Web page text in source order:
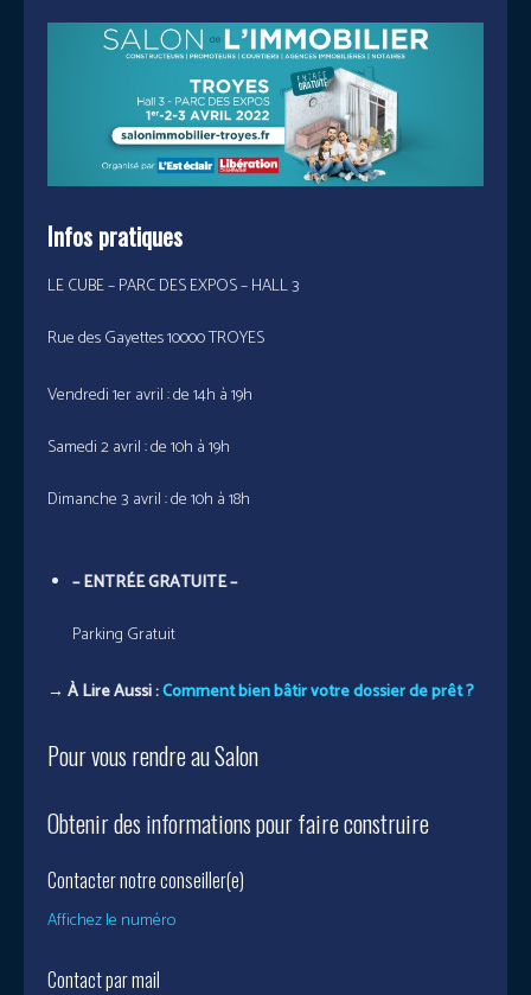
Infos pratiques
LE CUBE – PARC DES EXPOS – HALL 3
Rue des Gayettes 10000 TROYES
Vendredi 1er avril : de 14h à 19h
Samedi 2 avril : de 10h à 19h
Dimanche 3 avril : de 10h à 18h
– ENTRÉE GRATUITE –
Parking Gratuit
→ À Lire Aussi :Comment bien bâtir votre dossier de prêt ?
Pour vous rendre au Salon
Obtenir des informations pour faire construire
Contacter notre conseiller(e)
Affichez le numéro
Contact par mail